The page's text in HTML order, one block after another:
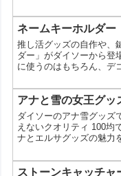
ムとしても楽しめるライ
ブ！スーパースター‼の
メンバーの描き起こしデ
アクリル系アイテムから
ネームキーホルダー
推し活グッズの自作や、
ダー」がダイソーから登
に使うのはもちろん、デ
くれる実用アイテムとし
特徴とラインナップ 名前
ッグや鍵、ポーチなど
す。今回のシリーズはカ
アナと雪の女王グッ
ダイソーのアナ雪グッズ
えないクオリティ 100均
ナとエルサグッズの魅力
ッズが、その可愛さで大
が買えるの？と驚いた方
ストーンキャッチャ